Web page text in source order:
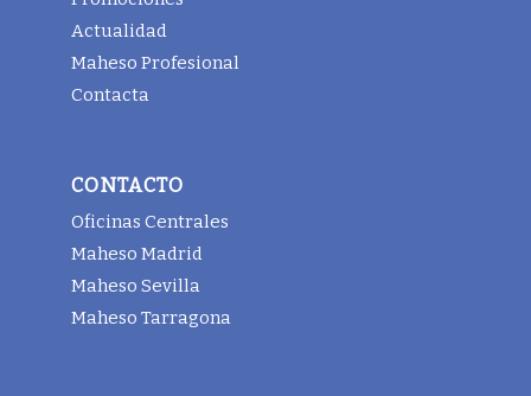
Actualidad
Maheso Profesional
Contacta
CONTACTO
Oficinas Centrales
Maheso Madrid
Maheso Sevilla
Maheso Tarragona